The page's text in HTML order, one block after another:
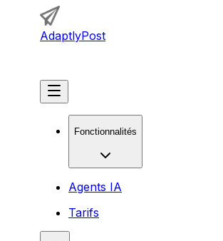
AdaptlyPost
Fonctionnalités
Agents IA
Tarifs